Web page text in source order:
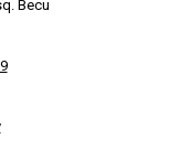
Becu